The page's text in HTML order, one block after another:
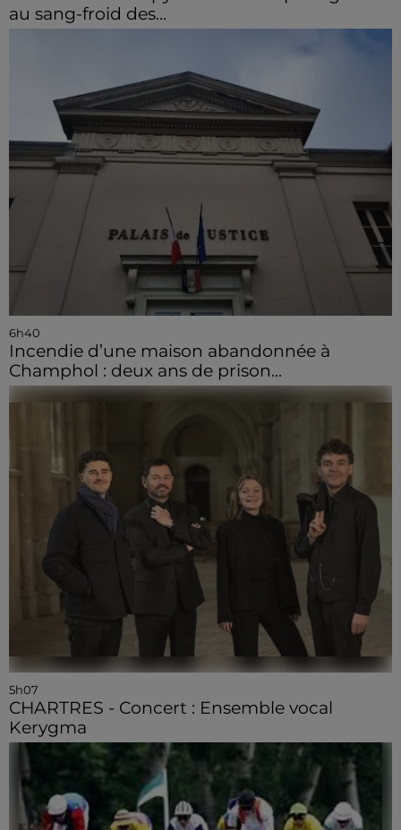
au sang-froid des...
6h40
Incendie d’une maison abandonnée à
Champhol : deux ans de prison...
5h07
CHARTRES - Concert : Ensemble vocal
Kerygma